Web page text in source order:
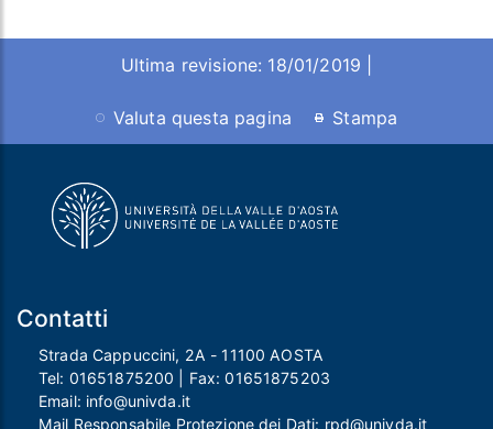
Ultima revisione: 18/01/2019 |
Valuta questa pagina Stampa
Contatti
Strada Cappuccini, 2A - 11100 AOSTA
Tel: 01651875200 | Fax:01651875203
Email: info@univda.it
Mail Responsabile Protezione dei Dati: rpd@univda.it